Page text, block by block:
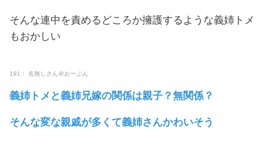
そんな連中を責めるどころか擁護するような義姉トメ
もおかしい
191： 名無しさん＠おーぷん
義姉トメと義姉兄嫁の関係は親子？無関係？
そんな変な親戚が多くて義姉さんかわいそう